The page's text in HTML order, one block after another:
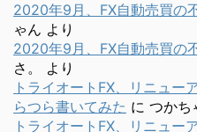
2020年9月、FX自動売買の
ゃん より
2020年9月、FX自動売買の
さ。
より
トライオートFX、リニュー
らつら書いてみた に つかち
トライオートFX、リニュー